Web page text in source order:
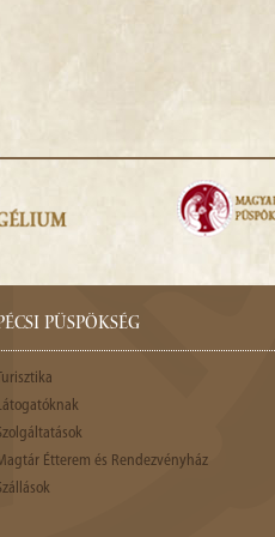
PÜSPÖKSÉG
Étterem és Rendezvényház